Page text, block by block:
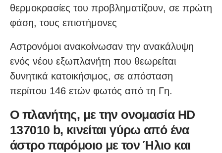
θερμοκρασίες του προβληματίζουν, σε πρώτη
φάση, τους επιστήμονες
Αστρονόμοι ανακοίνωσαν την ανακάλυψη
ενός νέου εξωπλανήτη που θεωρείται
δυνητικά κατοικήσιμος, σε απόσταση
περίπου 146 ετών φωτός από τη Γη.
Ο πλανήτης, με την ονομασία HD
137010 b, κινείται γύρω από ένα
άστρο παρόμοιο με τον Ήλιο και